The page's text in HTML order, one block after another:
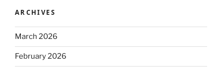
ARCHIVES
March 2026
February 2026